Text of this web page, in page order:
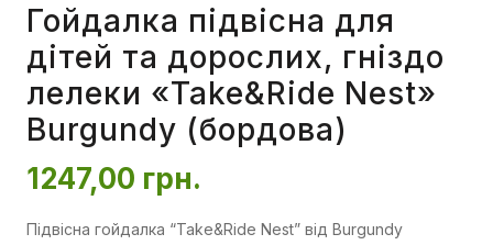
Гойдалка підвісна для
дітей та дорослих, гніздо
лелеки «Take&Ride Nest»
Burgundy (бордова)
1247,00 грн.
Підвісна гойдалка “Take&Ride Nest” від Burgundy